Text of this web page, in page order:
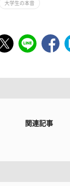
大学生の本音
関連記事